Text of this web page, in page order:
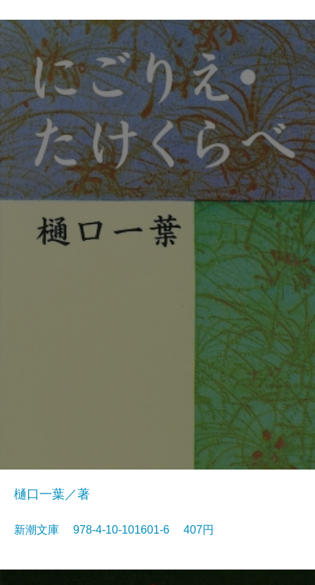
樋口一葉／著
新潮文庫 978-4-10-101601-6 407円